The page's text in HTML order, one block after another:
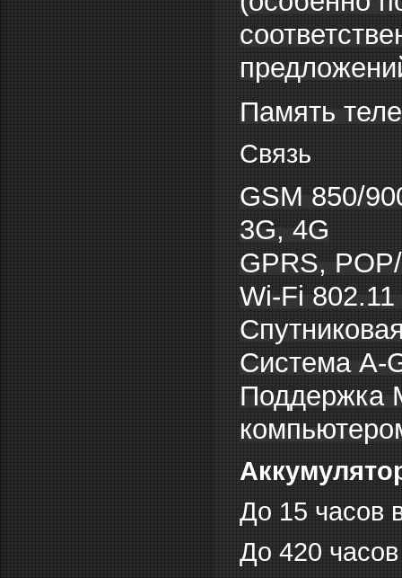
Память
Связь
GSM 850/
3G, 4G
GPRS,
Wi-Fi
Система A-
Поддержка
До 15 часов
До 420